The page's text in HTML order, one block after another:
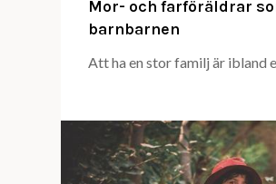
Mor- och farföräldrar
barnbarnen
Att ha en stor familj är ibland